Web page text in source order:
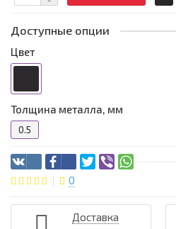
Доступные опции
Цвет
Толщина металла, мм
0.5
0
Доставка